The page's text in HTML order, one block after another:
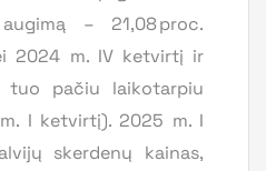
– 21,08 proc.
2024 m. IV ketvirtį ir
tuo pačiu laikotarpiu
I ketvirtį). 2025 m. I
skerdenų kainas,